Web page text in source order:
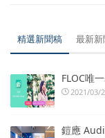
精選新聞稿 最新
FLOC唯
2021/03/
鎧應